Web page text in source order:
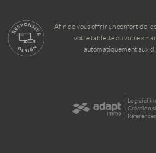
Afin de vous offrir un confort de
votre tablette ou votre
automatiquement aux
Logiciel
Création